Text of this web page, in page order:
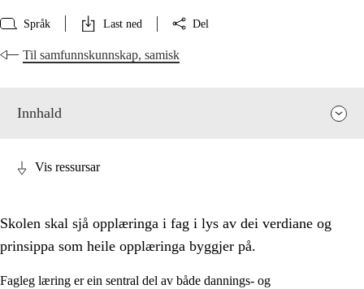
Språk Last ned Del
Til samfunnskunnskap, samisk
Innhald
Vis ressursar
Skolen skal sjå opplæringa i fag i lys av dei verdiane og
prinsippa som heile opplæringa byggjer på.
Fagleg læring er ein sentral del av både dannings- og